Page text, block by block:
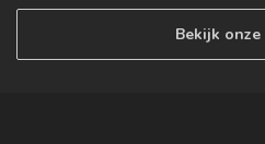
Bekijk